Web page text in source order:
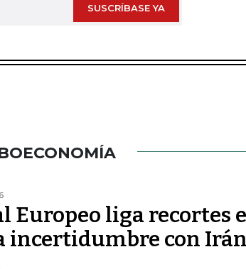
SUSCRÍBASE YA
Europeo liga recortes
incertidumbre con